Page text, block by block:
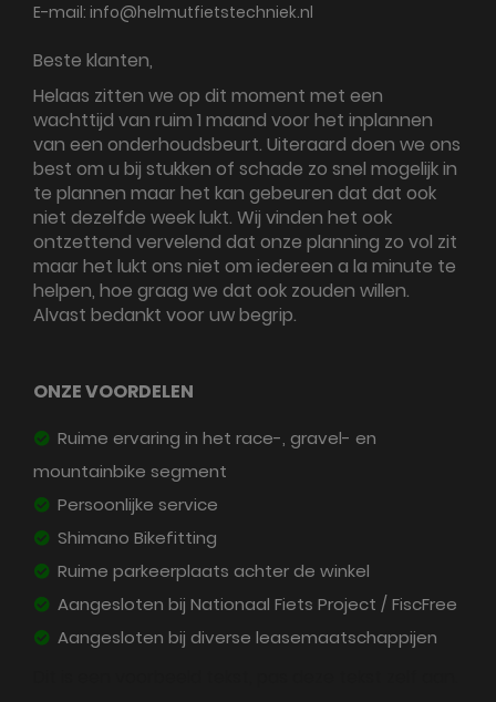
E-mail: info@helmutfietstechniek.nl
Beste klanten,
Helaas zitten we op dit moment met een
wachttijd van ruim 1 maand voor het inplannen
van een onderhoudsbeurt. Uiteraard doen we ons
best om u bij stukken of schade zo snel mogelijk in
te plannen maar het kan gebeuren dat dat ook
niet dezelfde week lukt. Wij vinden het ook
ontzettend vervelend dat onze planning zo vol zit
maar het lukt ons niet om iedereen a la minute te
helpen, hoe graag we dat ook zouden willen.
Alvast bedankt voor uw begrip.
ONZE VOORDELEN
Ruime ervaring in het race-, gravel- en
mountainbike segment
Persoonlijke service
Shimano Bikefitting
Ruime parkeerplaats achter de winkel
Aangesloten bij Nationaal Fiets Project / FiscFree
Aangesloten bij diverse leasemaatschappijen